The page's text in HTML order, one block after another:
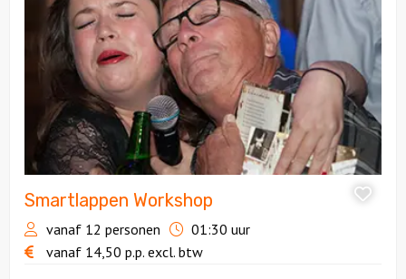
Workshop
Smartlappen Workshop
vanaf 12 personen
01:30 uur
vanaf 14,50 p.p. excl. btw